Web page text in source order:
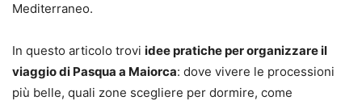
Mediterraneo.
In questo articolo trovi idee pratiche per organizzare il
viaggio di Pasqua a Maiorca: dove vivere le processioni
più belle, quali zone scegliere per dormire, come